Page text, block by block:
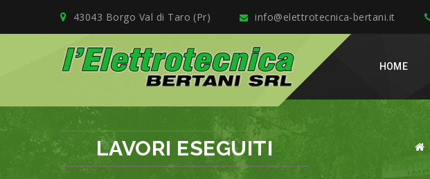
43043 Borgo Val di Taro (Pr) info@elettrotecnica-bertani.it
HOME
LAVORI ESEGUITI